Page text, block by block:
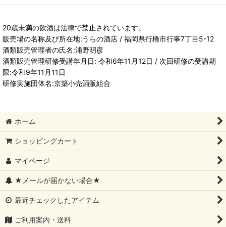
20歳未満の飲酒は法律で禁止されています。
販売場の名称及び所在地:うらの酒店 / 福岡県行橋市行事7丁目5-12
酒類販売管理者の氏名:浦野明彦
酒類販売管理研修受講年月日: 令和6年11月12日 / 次回研修の受講期
限:令和9年11月11日
研修実施団体名:京築小売酒販組合
ホーム
ショッピングカート
マイページ
★メールが届かない場合★
最近チェックしたアイテム
ご利用案内・送料